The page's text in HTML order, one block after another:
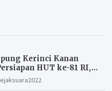
Kerinci Kanan
HUT ke-81 RI,
Upacara
Raih Hadiah